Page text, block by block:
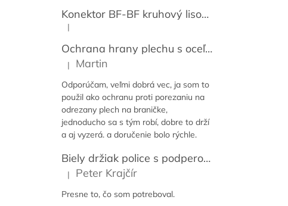
Konektor BF-BF kruhový lisovací transparentný 3,5mm [50 párov]
Hodnotenie produktu je 5 z 5 hviezdičiek.
|
Ochrana hrany plechu s oceľovou vložkou / lemovka
Hodnotenie produktu je 5 z 5 hviezdičiek.
| Martin
Odporúčam, veľmi dobrá vec, ja som to
použil ako ochranu proti porezaniu na
odrezany plech na braničke,
jednoducho sa s tým robí, dobre to drží
a aj vyzerá. a doručenie bolo rýchle.
Biely držiak police s podperou 14-59 cm [2ks]
Hodnotenie produktu je 5 z 5 hviezdičiek.
| Peter Krajčír
Presne to, čo som potreboval.